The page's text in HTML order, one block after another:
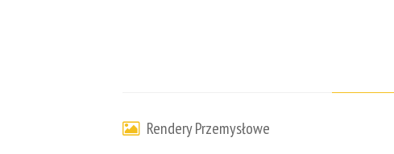
Rendery Przemysłowe